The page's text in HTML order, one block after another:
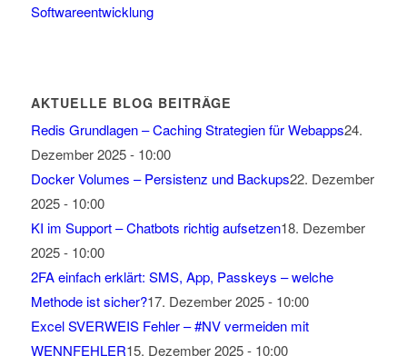
Softwareentwicklung
AKTUELLE BLOG BEITRÄGE
Redis Grundlagen – Caching Strategien für Webapps24.
Dezember 2025 - 10:00
Docker Volumes – Persistenz und Backups22. Dezember
2025 - 10:00
KI im Support – Chatbots richtig aufsetzen18. Dezember
2025 - 10:00
2FA einfach erklärt: SMS, App, Passkeys – welche
Methode ist sicher?17. Dezember 2025 - 10:00
Excel SVERWEIS Fehler – #NV vermeiden mit
WENNFEHLER15. Dezember 2025 - 10:00